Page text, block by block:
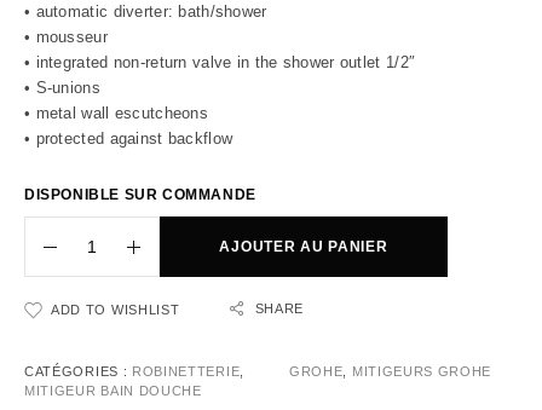
• automatic diverter: bath/shower
• mousseur
• integrated non-return valve in the shower outlet 1/2″
• S-unions
• metal wall escutcheons
• protected against backflow
DISPONIBLE SUR COMMANDE
AJOUTER AU PANIER
ADD TO WISHLIST SHARE
CATÉGORIES : ROBINETTERIE
MITIGEUR BAIN DOUCHE
GROHE MITIGEURS GROHE